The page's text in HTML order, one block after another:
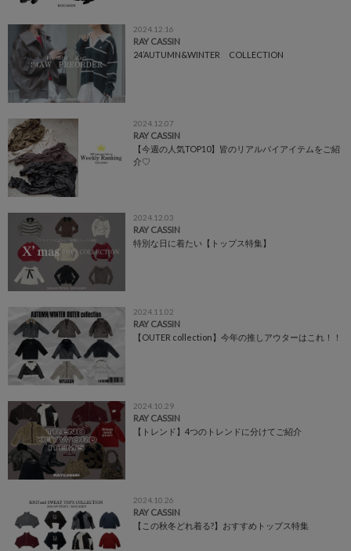
2024.12.16
RAY CASSIN
24’AUTUMN&WINTER COLLECTION
2024.12.07
RAY CASSIN
【今週の人気TOP10】皆のリアルバイアイテムをご紹
介♡
2024.12.03
RAY CASSIN
特別な日に着たい【トップス特集】
2024.11.02
RAY CASSIN
【OUTER collection】今年の推しアウターはこれ！！
2024.10.29
RAY CASSIN
【トレンド】4つのトレンドに分けてご紹介
2024.10.26
RAY CASSIN
【この秋冬どれ着る?】おすすめトップス特集